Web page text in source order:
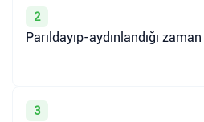
2
Parıldayıp-aydınlandığı
3